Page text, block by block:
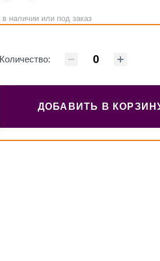
в наличии или под заказ
Количество:
ДОБАВИТЬ В